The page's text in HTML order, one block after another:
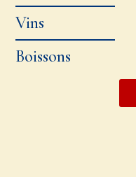
Vins
Boissons